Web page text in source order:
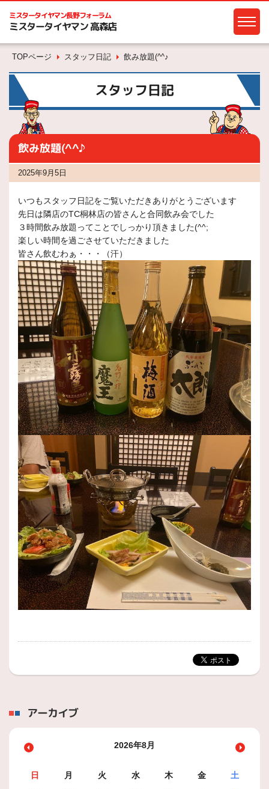
ミスタータイヤマン長野フォーラム
ミスタータイヤマン 高森店
TOPページ スタッフ日記 飲み放題(^^♪
スタッフ日記
飲み放題(^^♪
2025年9月5日
いつもスタッフ日記をご覧いただきありがとうございます
先日は隣店のTC桐林店の皆さんと合同飲み会でした
３時間飲み放題ってことでしっかり頂きました(^^;
楽しい時間を過ごさせていただきました
皆さん飲むわぁ・・・（汗）
アーカイブ
2026年8月
日 月 火 水 木 金
土